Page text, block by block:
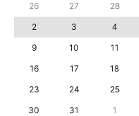
26 27 28
2
3 4
9
10 11
16
17 18
23
24 25
30
31 1